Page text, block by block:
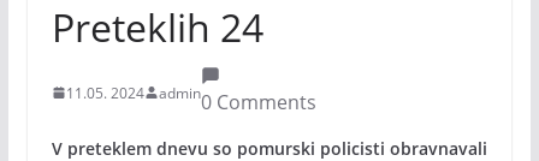
Preteklih 24
11.05. 2024 admin0 Comments
V preteklem dnevu so pomurski policisti obravnavali